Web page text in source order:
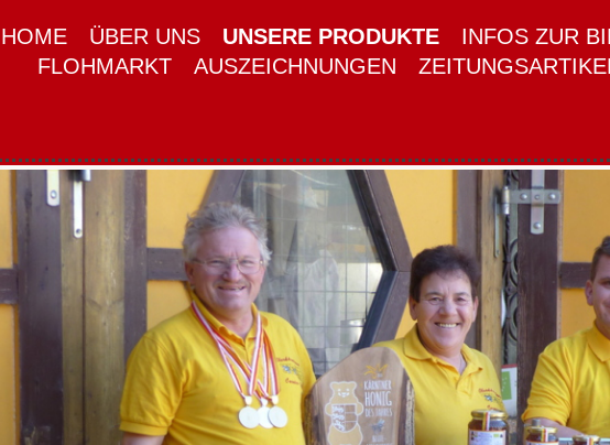
HOME ÜBER UNS UNSERE PRODUKTE INFOS ZUR
FLOHMARKT
AUSZEICHNUNGEN